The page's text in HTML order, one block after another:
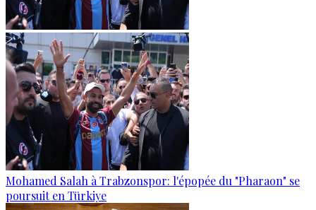
Mohamed Salah à Trabzonspor: l'épopée du "Pharaon" se
poursuit en Türkiye